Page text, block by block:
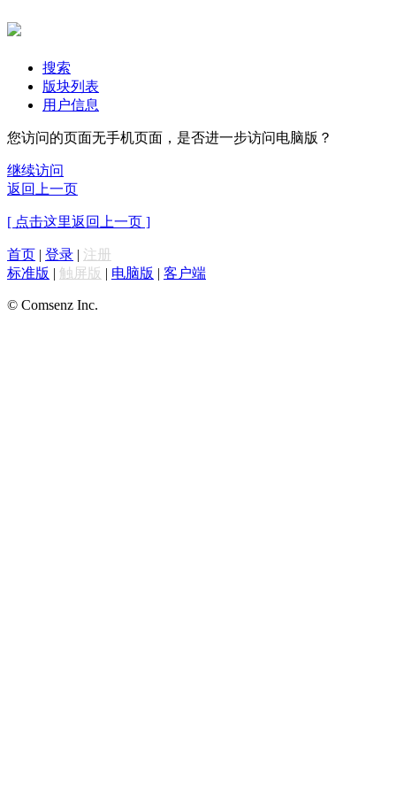
搜索
版块列表
用户信息
您访问的页面无手机页面，是否进一步访问电脑版？
继续访问
返回上一页
[ 点击这里返回上一页 ]
首页 | 登录 | 注册
标准版 | 触屏版 | 电脑版 | 客户端
© Comsenz Inc.